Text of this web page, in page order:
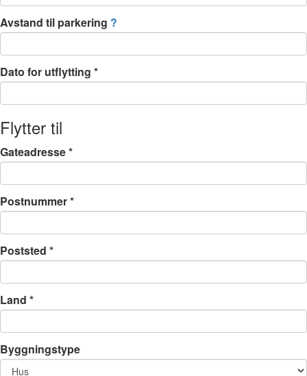
Avstand til parkering ?
Dato for utflytting *
Flytter til
Gateadresse*
Postnummer*
Poststed *
Land *
Byggningstype